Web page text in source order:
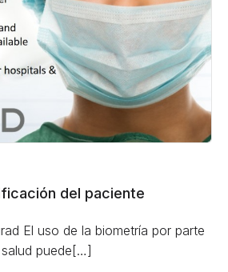
del paciente
El uso de la biometría por parte
puede[…]